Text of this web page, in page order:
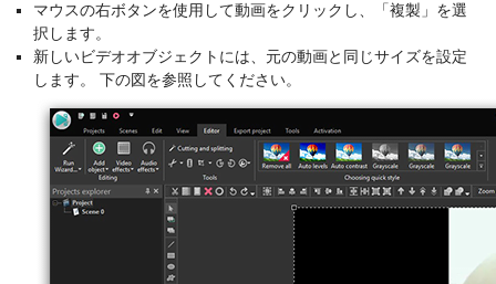
マウスの右ボタンを使用して動画をクリックし、「複製」を選
択します。
新しいビデオオブジェクトには、元の動画と同じサイズを設定
します。 下の図を参照してください。